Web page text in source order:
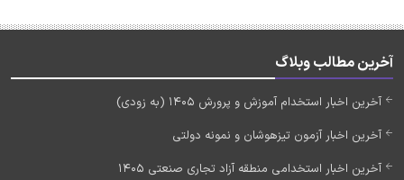
آخرین مطالب وبلاگ
آخرین اخبار استخدام آموزش و پرورش 1405 (به زودی)
آخرین اخبار آزمون تیزهوشان و نمونه دولتی
آخرین اخبار استخدامی منطقه آزاد تجاری صنعتی 1405